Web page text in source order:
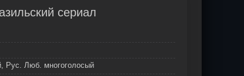
сериал
Рус. Люб. многоголосый